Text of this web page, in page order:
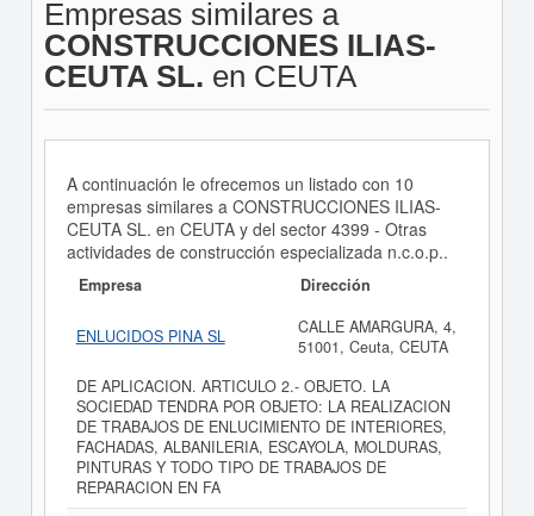
Empresas similares a
CONSTRUCCIONES ILIAS-
CEUTA SL. en CEUTA
A continuación le ofrecemos un listado con 10
empresas similares a CONSTRUCCIONES ILIAS-
CEUTA SL. en CEUTA y del sector 4399 - Otras
actividades de construcción especializada n.c.o.p..
Empresa Dirección
ENLUCIDOS PINA SL
CALLE AMARGURA, 4,
51001, Ceuta, CEUTA
DE APLICACION. ARTICULO 2.- OBJETO. LA
SOCIEDAD TENDRA POR OBJETO: LA REALIZACION
DE TRABAJOS DE ENLUCIMIENTO DE INTERIORES,
FACHADAS, ALBANILERIA, ESCAYOLA, MOLDURAS,
PINTURAS Y TODO TIPO DE TRABAJOS DE
REPARACION EN FA